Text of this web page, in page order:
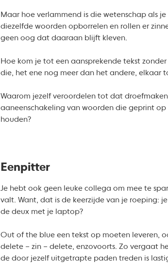
Maar hoe verlammend is die wetenschap als
diezelfde woorden opborrelen en rollen er
geen oog dat daaraan blijft kleven.
Hoe kom je tot een aansprekende tekst
die, het ene nog meer dan het andere, elkaar
Waarom jezelf veroordelen tot dat
aaneenschakeling van woorden die geprint
houden?
Eenpitter
Je hebt ook geen leuke collega om mee te
valt. Want, dat is de keerzijde van je roeping:
de deux met je laptop?
Out of the blue een tekst op moeten leveren,
delete – zin – delete, enzovoorts. Zo vergaat
de door jezelf uitgetrapte paden treden is